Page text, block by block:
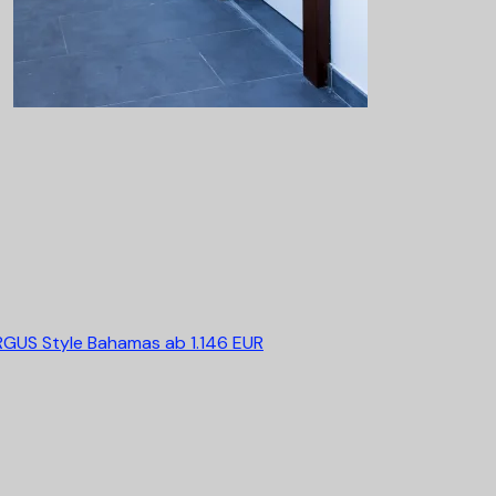
Style Bahamas ab 1.146 EUR